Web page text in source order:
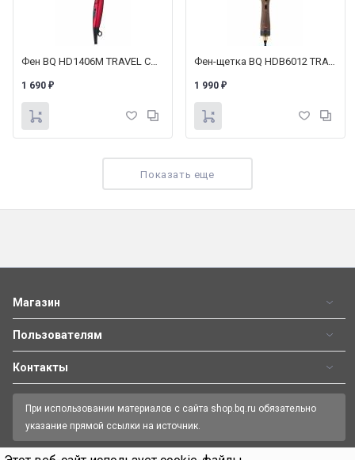
1 690 ₽ 1 990 ₽
Показать еще
Магазин
Пользователям
Контакты
При использовании материалов с сайта shop.bq.ru обязательно
указание прямой ссылки на источник.